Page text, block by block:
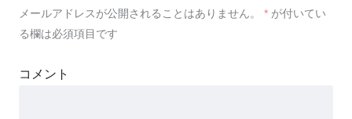
メールアドレスが公開されることはありません。 * が付いてい
る欄は必須項目です
コメント